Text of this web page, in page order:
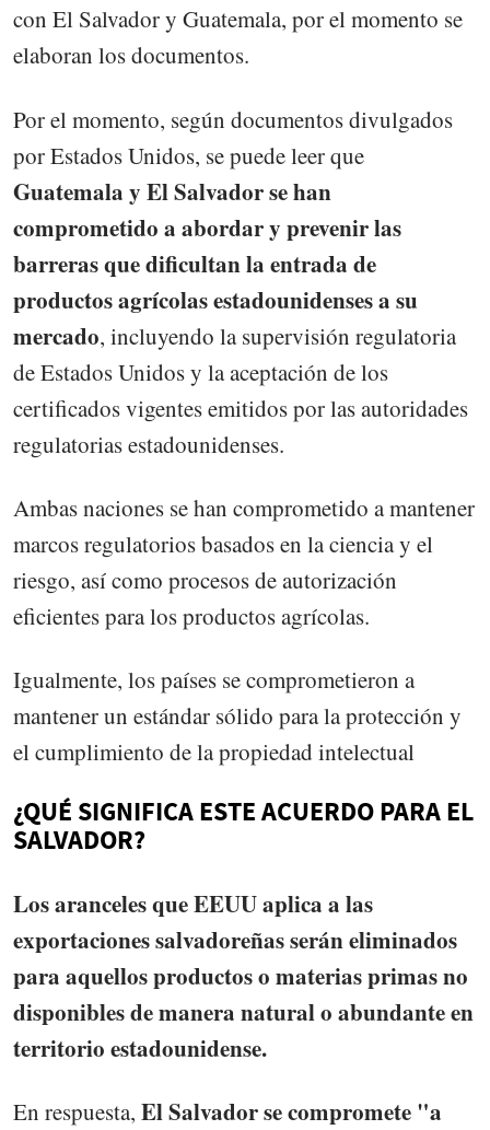
con El Salvador y Guatemala, por el momento se
elaboran los documentos.
Por el momento, según documentos divulgados
por Estados Unidos, se puede leer que
Guatemala y El Salvador se han
comprometido a abordar y prevenir las
barreras que dificultan la entrada de
productos agrícolas estadounidenses a su
mercado, incluyendo la supervisión regulatoria
de Estados Unidos y la aceptación de los
certificados vigentes emitidos por las autoridades
regulatorias estadounidenses.
Ambas naciones se han comprometido a mantener
marcos regulatorios basados ​​en la ciencia y el
riesgo, así como procesos de autorización
eficientes para los productos agrícolas.
Igualmente, los países se comprometieron a
mantener un estándar sólido para la protección y
el cumplimiento de la propiedad intelectual
¿QUÉ SIGNIFICA ESTE ACUERDO PARA EL
SALVADOR?
Los aranceles que EEUU aplica a las
exportaciones salvadoreñas serán eliminados
para aquellos productos o materias primas no
disponibles de manera natural o abundante en
territorio estadounidense.
En respuesta, El Salvador se compromete "a